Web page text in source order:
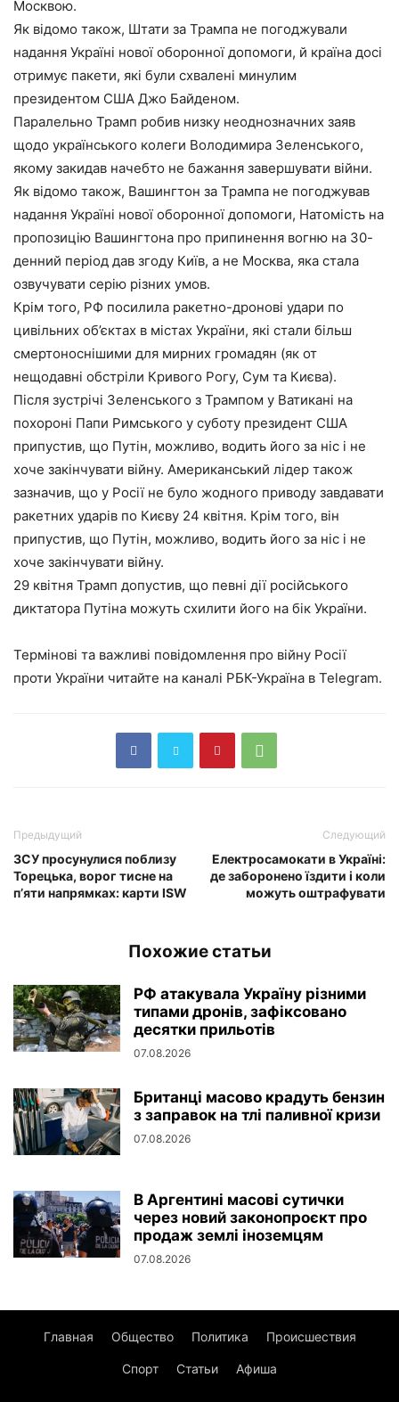
Москвою.
Як відомо також, Штати за Трампа не погоджували
надання Україні нової оборонної допомоги, й країна досі
отримує пакети, які були схвалені минулим
президентом США Джо Байденом.
Паралельно Трамп робив низку неоднозначних заяв
щодо українського колеги Володимира Зеленського,
якому закидав начебто не бажання завершувати війни.
Як відомо також, Вашингтон за Трампа не погоджував
надання Україні нової оборонної допомоги, Натомість на
пропозицію Вашингтона про припинення вогню на 30-
денний період дав згоду Київ, а не Москва, яка стала
озвучувати серію різних умов.
Крім того, РФ посилила ракетно-дронові удари по
цивільних об’єктах в містах України, які стали більш
смертоноснішими для мирних громадян (як от
нещодавні обстріли Кривого Рогу, Сум та Києва).
Після зустрічі Зеленського з Трампом у Ватикані на
похороні Папи Римського у суботу президент США
припустив, що Путін, можливо, водить його за ніс і не
хоче закінчувати війну. Американський лідер також
зазначив, що у Росії не було жодного приводу завдавати
ракетних ударів по Києву 24 квітня. Крім того, він
припустив, що Путін, можливо, водить його за ніс і не
хоче закінчувати війну.
29 квітня Трамп допустив, що певні дії російського
диктатора Путіна можуть схилити його на бік України.
Термінові та важливі повідомлення про війну Росії
проти України читайте на каналі РБК-Україна в Telegram.
Предыдущий
ЗСУ просунулися поблизу
Торецька, ворог тисне на
п’яти напрямках: карти ISW
Следующий
Електросамокати в Україні:
де заборонено їздити і коли
можуть оштрафувати
Похожие статьи
РФ атакувала Україну різними
типами дронів, зафіксовано
десятки прильотів
07.08.2026
Британці масово крадуть бензин
з заправок на тлі паливної кризи
07.08.2026
В Аргентині масові сутички
через новий законопроєкт про
продаж землі іноземцям
07.08.2026
Главная Общество Политика Происшествия
Спорт Статьи Афиша